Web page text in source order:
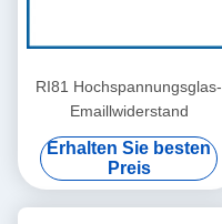
RI81 Hochspannungsglas-
Emaillwiderstand
Erhalten Sie besten
Preis